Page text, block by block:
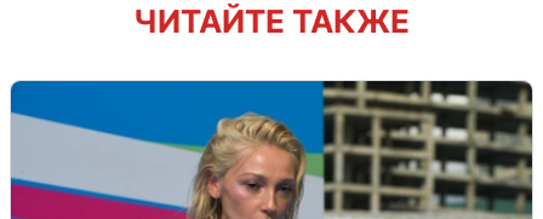
ЧИТАЙТЕ ТАКЖЕ